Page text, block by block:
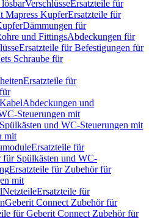
VerschlüsseErsatzteile für
Mapress KupferErsatzteile für
Dämmungen für
und FittingsAbdeckungen für
Ersatzteile für Befestigungen für
Schraube für
Ersatzteile für
KabelAbdeckungen und
Steuerungen mit
und WC-Steuerungen mit
mit
Ersatzteile für
für Spülkästen und WC-
Ersatzteile für Zubehör für
mit
NetzteileErsatzteile für
Geberit Connect Zubehör für
für Geberit Connect Zubehör für